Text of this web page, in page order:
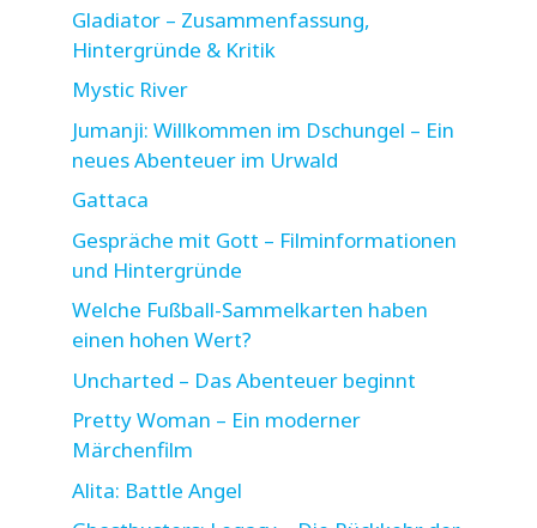
Gladiator – Zusammenfassung,
Hintergründe & Kritik
Mystic River
Jumanji: Willkommen im Dschungel – Ein
neues Abenteuer im Urwald
Gattaca
Gespräche mit Gott – Filminformationen
und Hintergründe
Welche Fußball-Sammelkarten haben
einen hohen Wert?
Uncharted – Das Abenteuer beginnt
Pretty Woman – Ein moderner
Märchenfilm
Alita: Battle Angel